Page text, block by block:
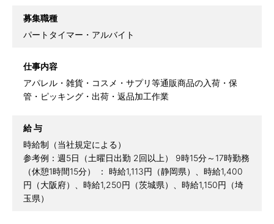
募集職種
パートタイマー・アルバイト
仕事内容
アパレル・雑貨・コスメ・サプリ等通販商品の入荷・保
管・ピッキング・出荷・返品加工作業
給 与
時給制（当社規定による）
参考例：週5日（土曜日出勤 2回以上） 9時15分～17時勤務
（休憩1時間15分） ： 時給1,113円（静岡県）、時給1,400
円（大阪府）、時給1,250円（茨城県）、時給1,150円（埼
玉県）